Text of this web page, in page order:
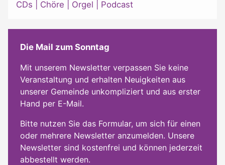
CDs Chöre Orgel Podcast
Die Mail zum Sonntag
Mit unserem Newsletter verpassen Sie keine
Veranstaltung und erhalten Neuigkeiten aus
unserer Gemeinde unkompliziert und aus erster
Hand per E-Mail.
Bitte nutzen Sie das Formular, um sich für einen
oder mehrere Newsletter anzumelden. Unsere
Newsletter sind kostenfrei und können jederzeit
abbestellt werden.